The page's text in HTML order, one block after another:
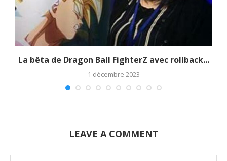
La bêta de Dragon Ball FighterZ avec rollback...
1 décembre 2023
LEAVE A COMMENT